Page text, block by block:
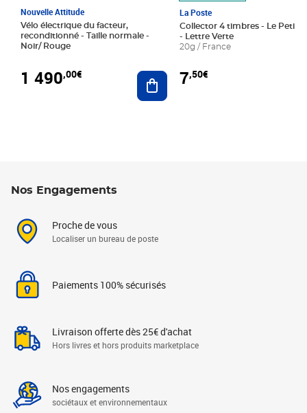
Nouvelle Attitude
Vélo électrique du facteur,
reconditionné - Taille normale -
Noir/ Rouge
1 490,00€ Ajouter au panier
La Poste
Collector 4 timbres - Le Petit
- Lettre Verte
20g / France
7,50€
Nos Engagements
Proche de vous
Localiser un bureau de poste
Paiements 100% sécurisés
Livraison offerte dès 25€ d'achat
Hors livres et hors produits marketplace
Nos engagements
sociétaux et environnementaux